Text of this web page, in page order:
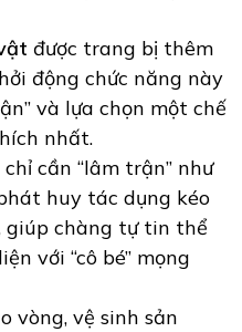
được trang bị thêm
động chức năng này
và lựa chọn một chế
nhất.
cần “lâm trận” như
huy tác dụng kéo
giúp chàng tự tin thể
với “cô bé” mọng
vòng, vệ sinh sản